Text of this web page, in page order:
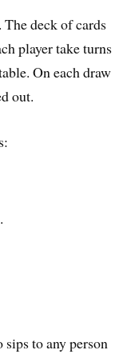
The deck of cards
player take turns
On each draw
out.
to any person